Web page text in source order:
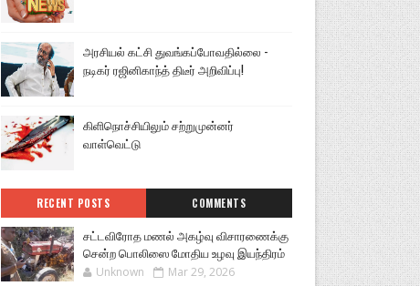
அரசியல் கட்சி துவங்கப்போவதில்லை -
நடிகர் ரஜினிகாந்த் திடீர் அறிவிப்பு!
கிளிநொச்சியிலும் சற்றுமுன்னர்
வாள்வெட்டு
RECENT POSTS COMMENTS
சட்டவிரோத மணல் அகழ்வு விசாரணைக்கு
சென்ற பொலிஸை மோதிய உழவு இயந்திரம்
Unknown Mar 29, 2026